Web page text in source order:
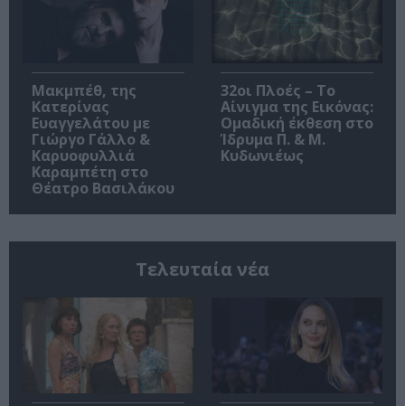
Μακμπέθ, της
Κατερίνας
Ευαγγελάτου με
Γιώργο Γάλλο &
Καρυοφυλλιά
Καραμπέτη στο
Θέατρο Βασιλάκου
32οι Πλοές – Το
Αίνιγμα της Εικόνας:
Ομαδική έκθεση στο
Ίδρυμα Π. & Μ.
Κυδωνιέως
Τελευταία νέα